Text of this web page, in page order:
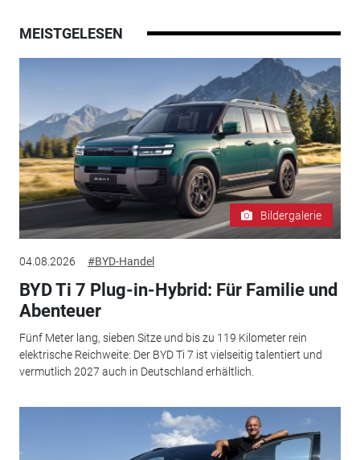
MEISTGELESEN
Bildergalerie
04.08.2026 #BYD-Handel
BYD Ti 7 Plug-in-Hybrid: Für Familie und
Abenteuer
Fünf Meter lang, sieben Sitze und bis zu 119 Kilometer rein
elektrische Reichweite: Der BYD Ti 7 ist vielseitig talentiert und
vermutlich 2027 auch in Deutschland erhältlich.